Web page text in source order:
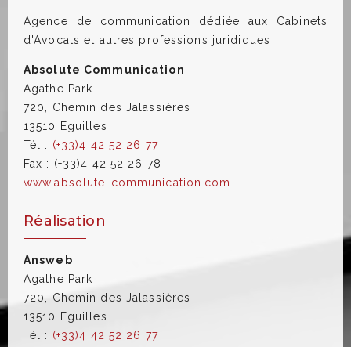
Agence de communication dédiée aux Cabinets
d'Avocats et autres professions juridiques
Absolute Communication
Agathe Park
720, Chemin des Jalassières
13510 Eguilles
Tél : (+33)4 42 52 26 77
Fax : (+33)4 42 52 26 78
www.absolute-communication.com
Réalisation
Answeb
Agathe Park
720, Chemin des Jalassières
13510 Eguilles
Tél : (+33)4 42 52 26 77